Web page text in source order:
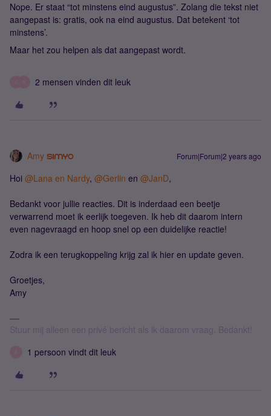
Nope. Er staat “tot minstens eind augustus”. Zolang die tekst niet
aangepast is: gratis, ook na eind augustus. Dat betekent ‘tot
minstens’.
Maar het zou helpen als dat aangepast wordt.
2 mensen vinden dit leuk
Amy Forum|Forum|2 years ago
Hoi @Lana en Nardy, @Gerlin en @JanD,
Bedankt voor jullie reacties. Dit is inderdaad een beetje
verwarrend moet ik eerlijk toegeven. Ik heb dit daarom intern
even nagevraagd en hoop snel op een duidelijke reactie!
Zodra ik een terugkoppeling krijg zal ik hier en update geven.
Groetjes,
Amy
Stuur mij alleen een privé bericht als ik daarom vraag. Bedankt!
1 persoon vindt dit leuk